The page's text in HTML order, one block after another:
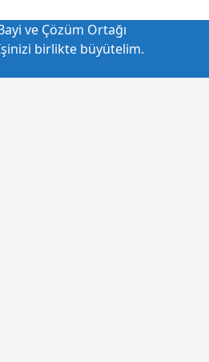
ve Çözüm Ortağı
birlikte büyütelim.